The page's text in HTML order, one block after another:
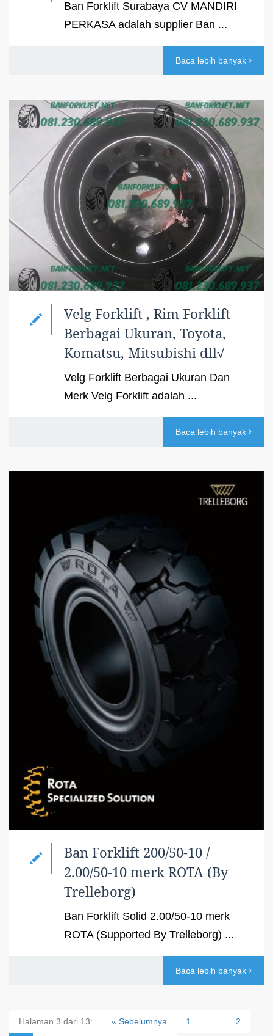
Ban Forklift Surabaya CV MANDIRI
PERKASA adalah supplier Ban ...
Baca lebih banyak
Velg Forklift , Rim Forklift
Berbagai Ukuran, Toyota,
Komatsu, Mitsubishi dll√
Velg Forklift Berbagai Ukuran Dan
Merk Velg Forklift adalah ...
Baca lebih banyak
Ban Forklift 200/50-10 /
2.00/50-10 merk ROTA (By
Trelleborg)
Ban Forklift Solid 2.00/50-10 merk
ROTA (Supported By Trelleborg) ...
Baca lebih banyak
Halaman 3 dari 13: « Sebelumnya 1 2